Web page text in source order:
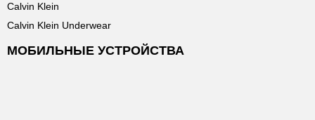
Calvin Klein
Calvin Klein Underwear
МОБИЛЬНЫЕ УСТРОЙСТВА